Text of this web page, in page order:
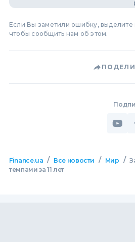
Если Вы заметили ошибку,
чтобы сообщить нам об этом.
Finance.ua / Все новости / Мир /
темпами за 11 лет